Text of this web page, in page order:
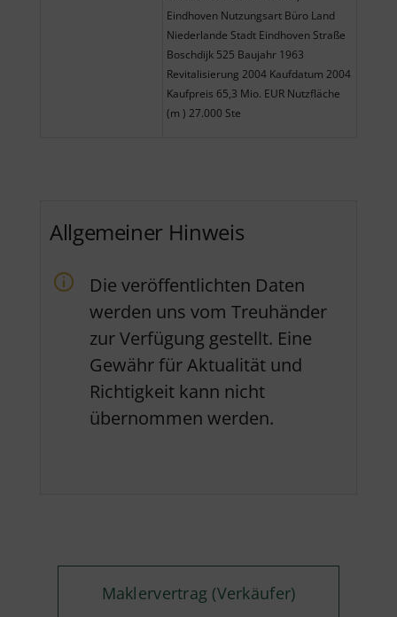
Eindhoven Nutzungsart Büro Land
Niederlande Stadt Eindhoven Straße
Boschdijk 525 Baujahr 1963
Revitalisierung 2004 Kaufdatum 2004
Kaufpreis 65,3 Mio. EUR Nutzfläche
(m ) 27.000 Ste
Allgemeiner Hinweis
Die veröffentlichten Daten
werden uns vom Treuhänder
zur Verfügung gestellt. Eine
Gewähr für Aktualität und
Richtigkeit kann nicht
übernommen werden.
Maklervertrag (Verkäufer)